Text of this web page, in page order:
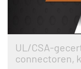
UL/CSA-
connectoren,